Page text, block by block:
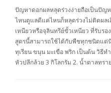
ปัญหาดอกผลหลุดร่วงง่ายถือเป็นปัญ
ไหนดูแลดีแค่ไหนก็หลุดร่วงไม่ติดผล
เหนียวหรือจุลินทรีย์ขั้วเหนียว ที่รับรอ
สูตรนี้สามารถใช้ได้กับพืชทุกชนิดแต่
ทุเรียน ขนุน มะเขือ พริก เป็นต้น วิธี
หัวปลีกล้วย 3 กิโลกรัม 2. น้ำตาลทร